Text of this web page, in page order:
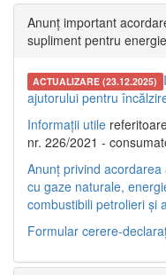
Anunț important
supliment pentru energie
ACTUALIZARE (23.12.2025)
ajutorului pentru
Informații utile
nr. 226/2021 -
Anunț privind
cu gaze naturale,
combustibili petrolieri și
Formular cerere-